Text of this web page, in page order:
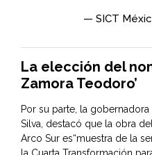
— SICT
La elección del
Zamora Teodoro’
Por su parte, la
Silva, destacó que la obra
Arco Sur es“muestra de la